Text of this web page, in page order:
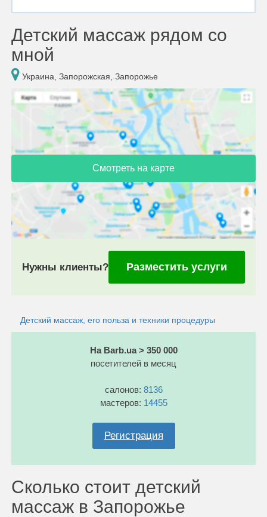
Детский массаж рядом со
мной
Украина, Запорожская, Запорожье
Смотреть на карте
Нужны клиенты? Разместить услуги
Детский массаж, его польза и техники процедуры
На Barb.ua > 350 000
посетителей в месяц
салонов: 8136
мастеров: 14455
Регистрация
Сколько стоит детский
массаж в Запорожье